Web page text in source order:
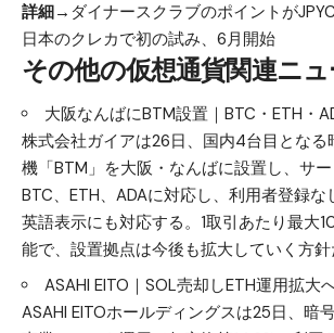
詳細→ ダイナースクラブのポイントが
日本のクレカで初の試み、6月開始
その他の仮想通貨関連ニ
大阪なんばにBTM設置｜BTC・ETH・
株式会社ガイアは26日、国内4台目となる
機「BTM」を大阪・なんばに設置し、サー
BTC、ETH、ADAに対応し、利用者登録
英語表示にも対応する。1取引あたり最大
能で、設置拠点は今後も拡大していく方針
ASAHI EITO｜SOL売却しETH運用拡大
ASAHI EITOホールディングスは25日、暗